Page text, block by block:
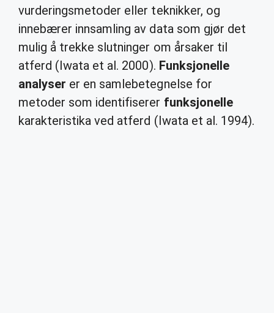
vurderingsmetoder eller teknikker, og
innebærer innsamling av data som gjør det
mulig å trekke slutninger om årsaker til
atferd (Iwata et al. 2000). Funksjonelle
analyser er en samlebetegnelse for
metoder som identifiserer funksjonelle
karakteristika ved atferd (Iwata et al. 1994).